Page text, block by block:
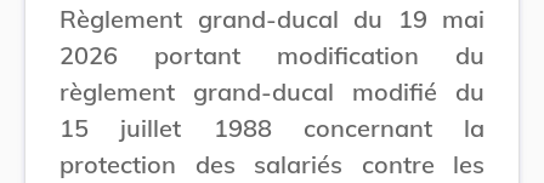
Règlement grand-ducal du 19 mai
2026 portant modification du
règlement grand-ducal modifié du
15 juillet 1988 concernant la
protection des salariés contre les